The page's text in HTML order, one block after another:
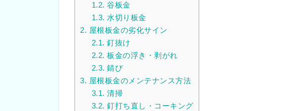
1.2. 谷板金
1.3. 水切り板金
2. 屋根板金の劣化サイン
2.1. 釘抜け
2.2. 板金の浮き・剥がれ
2.3. 錆び
3. 屋根板金のメンテナンス方法
3.1. 清掃
3.2. 釘打ち直し・コーキング